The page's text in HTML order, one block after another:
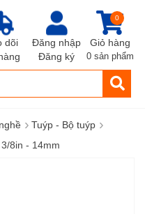
Đăng nhập
Đăng ký
Giỏ hàng
0
0 sản phẩm
dõi
› Tuýp - Bộ tuýp ›
8in - 14mm